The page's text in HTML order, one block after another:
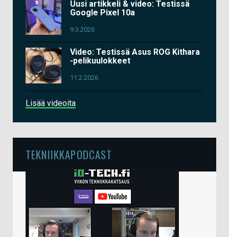
Uusi artikkeli & video: Testissä
Google Pixel 10a
9.3.2026
Video: Testissä Asus ROG Kithara
-pelikuulokkeet
11.2.2026
Lisää videoita
TEKNIIKKAPODCAST